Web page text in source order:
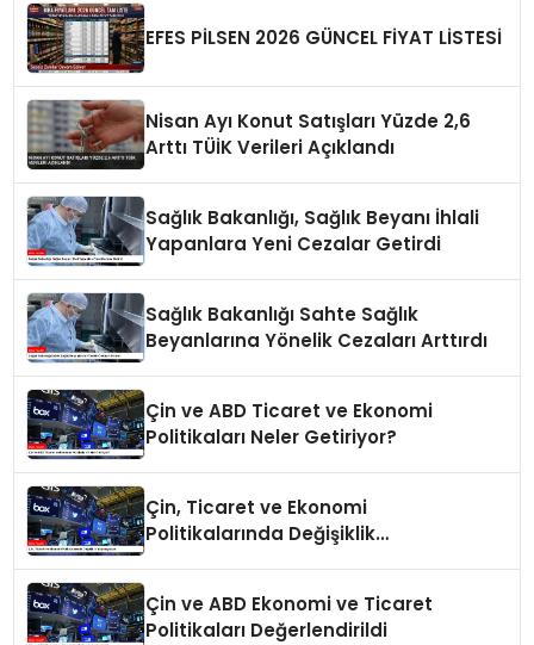
EFES PİLSEN 2026 GÜNCEL FİYAT LİSTESİ
Nisan Ayı Konut Satışları Yüzde 2,6
Arttı TÜİK Verileri Açıklandı
Sağlık Bakanlığı, Sağlık Beyanı İhlali
Yapanlara Yeni Cezalar Getirdi
Sağlık Bakanlığı Sahte Sağlık
Beyanlarına Yönelik Cezaları Arttırdı
Çin ve ABD Ticaret ve Ekonomi
Politikaları Neler Getiriyor?
Çin, Ticaret ve Ekonomi
Politikalarında Değişiklik
Çin ve ABD Ekonomi ve Ticaret
Politikaları Değerlendirildi